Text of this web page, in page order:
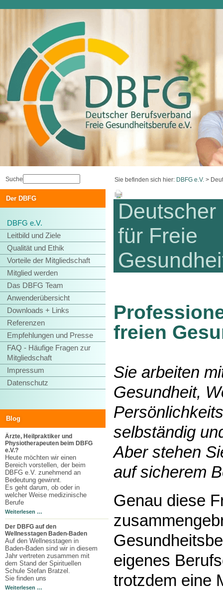
Sie befinden sich hier: DBFG e.V. >
Der DBFG
DBFG e.V.
Leitbild und Ziele
Qualität und Ethik
Vorteile der Mitgliedschaft
Mitglied werden
Das DBFG Team
Anwenderübersicht
Downloads + Links
Referenzen
Empfehlungen und Presse
FAQ - Häufige Fragen zur
Mitgliedschaft
Impressum
Datenschutz
Blog
Ärzte, Heilpraktiker und
Physiotherapeuten beim DBFG
e.V.?
Heute möchten wir einen
Bereich vorstellen, der beim
DBFG e.V. zunehmend an
Bedeutung gewinnt.
Es geht darum, ob oder in
welcher Weise medizinische
Berufe
Weiterlesen …
Der DBFG auf den
Wellnesstagen Baden-Baden
Auf den Wellnesstagen in
Baden-Baden sind wir in diesem
Jahr vertreten zusammen mit
dem Stand der Spirituellen
Schule Stefan Bratzel.
Sie finden uns
Weiterlesen …
Suche
für Freie
freien
Sie arbeiten
Gesundheit,
selbständig
Aber stehen
auf sicherem
Genau diese
eigenes
trotzdem eine